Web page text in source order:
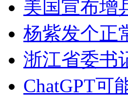
美国宣布增
杨紫发个正
浙江省委书
ChatGPT可